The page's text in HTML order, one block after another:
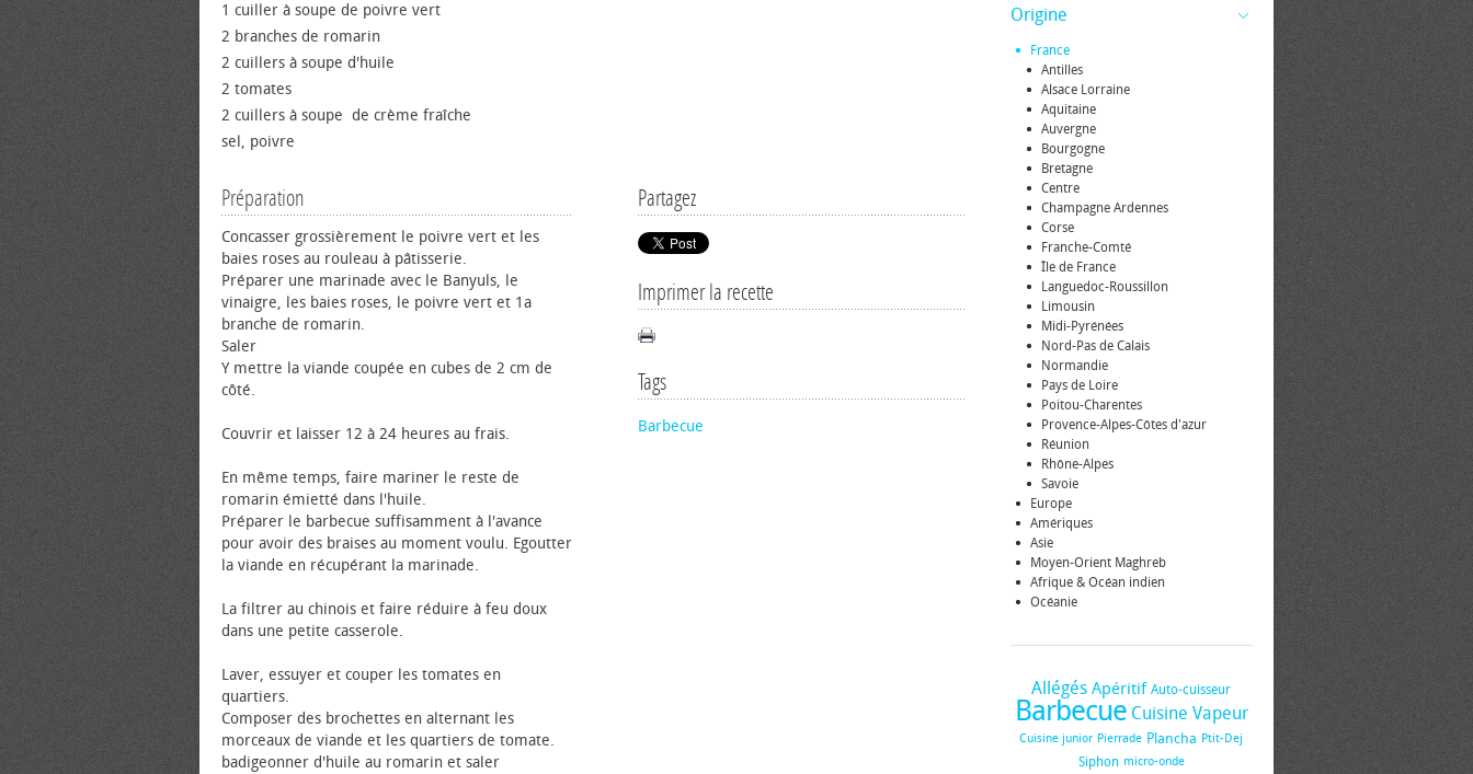
1 cuiller à soupe de poivre vert
2 branches de romarin
2 cuillers à soupe d'huile
2 tomates
2 cuillers à soupe de crème fraîche
sel, poivre
Partagez
Imprimer la recette
Tags
Barbecue
Préparation
Concasser grossièrement le poivre vert et les
baies roses au rouleau à pâtisserie.
Préparer une marinade avec le Banyuls, le
vinaigre, les baies roses, le poivre vert et 1a
branche de romarin.
Saler
Y mettre la viande coupée en cubes de 2 cm de
côté.
Couvrir et laisser 12 à 24 heures au frais.
En même temps, faire mariner le reste de
romarin émietté dans l'huile.
Préparer le barbecue suffisamment à l'avance
pour avoir des braises au moment voulu. Egoutter
la viande en récupérant la marinade.
La filtrer au chinois et faire réduire à feu doux
dans une petite casserole.
Laver, essuyer et couper les tomates en
quartiers.
Composer des brochettes en alternant les
morceaux de viande et les quartiers de tomate.
badigeonner d'huile au romarin et saler
Origine
France
Antilles
Alsace Lorraine
Aquitaine
Auvergne
Bourgogne
Bretagne
Centre
Champagne Ardennes
Corse
Franche-Comté
Île de France
Languedoc-Roussillon
Limousin
Midi-Pyrénées
Nord-Pas de Calais
Normandie
Pays de Loire
Poitou-Charentes
Provence-Alpes-Côtes d'azur
Réunion
Rhône-Alpes
Savoie
Europe
Amériques
Asie
Moyen-Orient Maghreb
Afrique & Océan indien
Océanie
Allégés Apéritif Auto-cuisseur
Barbecue Cuisine Vapeur
Cuisine junior Pierrade Plancha Ptit-Dej
Siphon micro-onde